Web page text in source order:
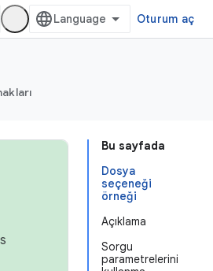
Oturum aç
Bu sayfada
Dosya
seçeneği
örneği
Açıklama
Sorgu
parametrelerini